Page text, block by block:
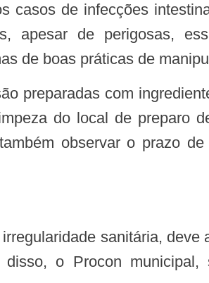
de infecções
apesar de perigosas,
de boas práticas de
do local de preparo
observar o prazo
o Procon